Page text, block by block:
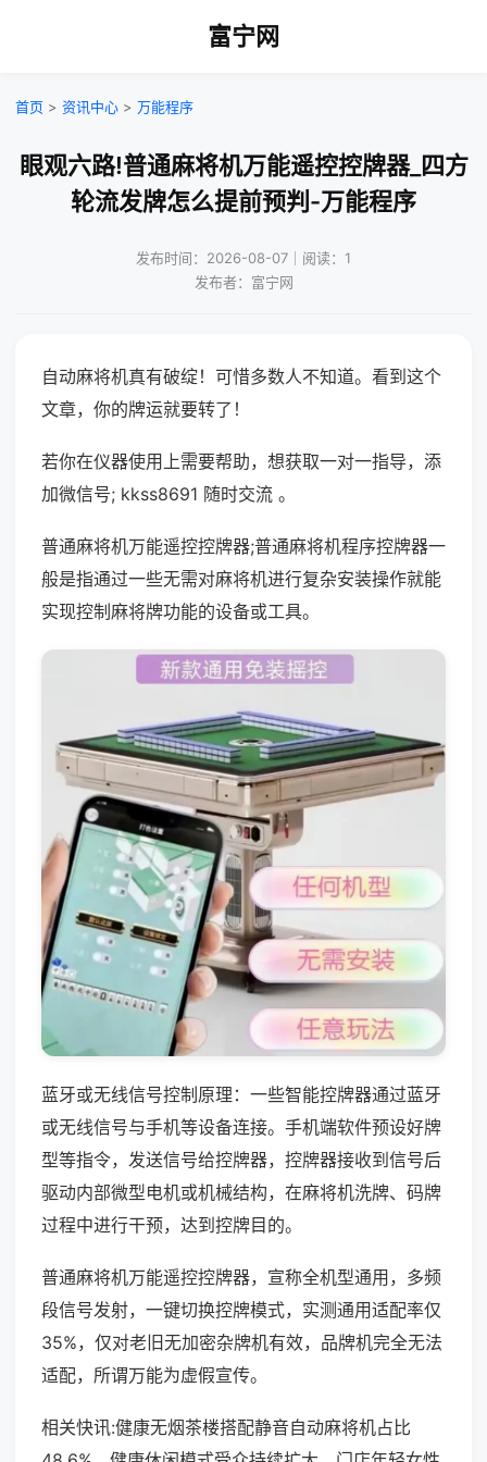
富宁网
首页 > 资讯中心 > 万能程序
眼观六路!普通麻将机万能遥控控牌器_四方
轮流发牌怎么提前预判-万能程序
发布时间：2026-08-07｜阅读：1
发布者：富宁网
自动麻将机真有破绽！可惜多数人不知道。看到这个
文章，你的牌运就要转了！
若你在仪器使用上需要帮助，想获取一对一指导，添
加微信号; kkss8691 随时交流 。
普通麻将机万能遥控控牌器;普通麻将机程序控牌器一
般是指通过一些无需对麻将机进行复杂安装操作就能
实现控制麻将牌功能的设备或工具。
蓝牙或无线信号控制原理：一些智能控牌器通过蓝牙
或无线信号与手机等设备连接。手机端软件预设好牌
型等指令，发送信号给控牌器，控牌器接收到信号后
驱动内部微型电机或机械结构，在麻将机洗牌、码牌
过程中进行干预，达到控牌目的。
普通麻将机万能遥控控牌器，宣称全机型通用，多频
段信号发射，一键切换控牌模式，实测通用适配率仅
35%，仅对老旧无加密杂牌机有效，品牌机完全无法
适配，所谓万能为虚假宣传。
相关快讯:健康无烟茶楼搭配静音自动麻将机占比